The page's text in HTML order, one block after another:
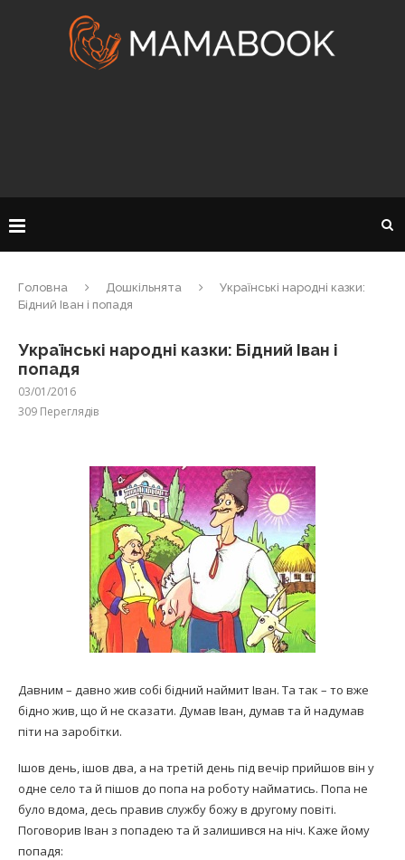
Головна Дошкільнята
Українські народні казки:
Бідний Іван і попадя
Українські народні казки: Бідний Іван і
попадя
03/01/2016
309 Переглядів
Давним – давно жив со­бі бідний наймит Іван. Та так – то вже
бідно жив, що й не сказати. Думав Іван, думав та й надумав
піти на заробітки.
Ішов день, ішов два, а на третій день під вечір при­йшов він у
одне село та й пішов до попа на роботу найматись. Попа не
було вдома, десь правив службу божу в другому повіті.
Поговорив Іван з попадею та й залишився на ніч. Каже йому
попадя: